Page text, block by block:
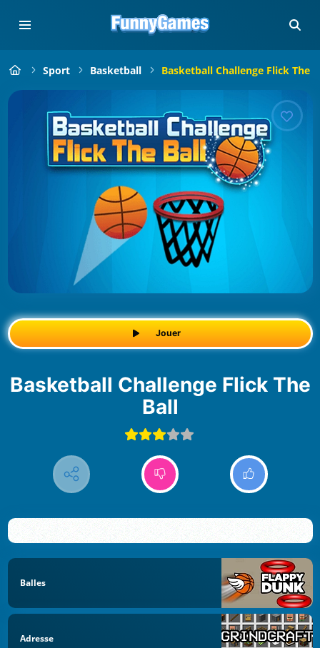
Sport Basketball Basketball Challenge Flick The
Jouer
Basketball Challenge Flick The
Ball
Balles
Adresse